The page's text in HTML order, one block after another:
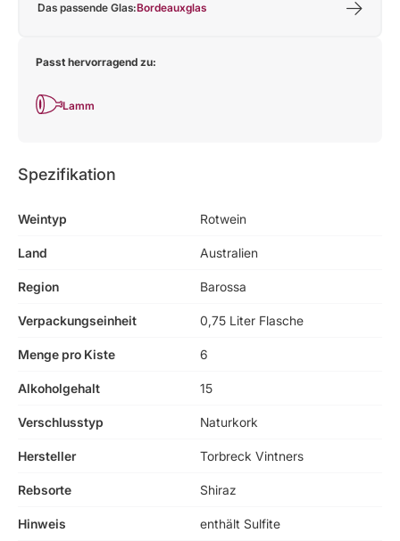
Das passende Glas:Bordeauxglas
Passt hervorragend zu:
Lamm
Spezifikation
Weintyp Rotwein
Land Australien
Region Barossa
Verpackungseinheit 0,75 Liter Flasche
Menge pro Kiste 6
Alkoholgehalt 15
Verschlusstyp Naturkork
Hersteller Torbreck Vintners
Rebsorte Shiraz
Hinweis enthält Sulfite